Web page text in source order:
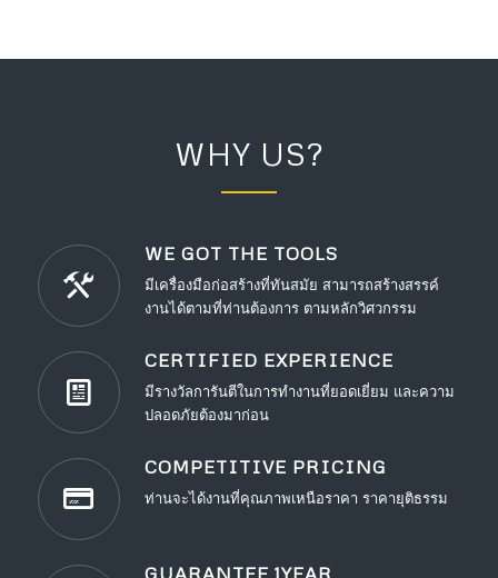
WHY US?
WE GOT THE TOOLS
มีเครื่องมือก่อสร้างที่ทันสมัย สามารถสร้างสรรค์
งานได้ตามที่ท่านต้องการ ตามหลักวิศวกรรม
CERTIFIED EXPERIENCE
มีรางวัลการันตีในการทำงานที่ยอดเยี่ยม และความ
ปลอดภัยต้องมาก่อน
COMPETITIVE PRICING
ท่านจะได้งานที่คุณภาพเหนือราคา ราคายุติธรรม